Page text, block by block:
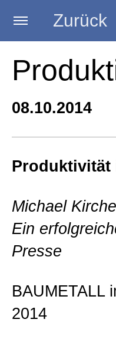
Zurück
Startseite
BLOG
Seminare
Vorträge
Beratungen
08.10.2014
Produktivität
Michael
Ein
Presse
BAUMETALL
2014